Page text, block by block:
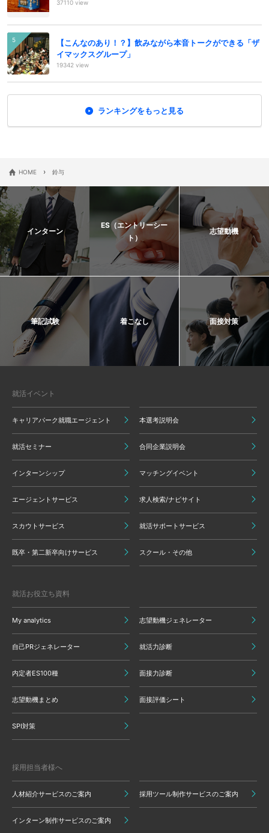
37110 view
【こんなのあり！？】飲みながら本音トークができる「ザ
イマックスグループ」
19342 view
ランキングをもっと見る
HOME › 鈴与
インターン
ES（エントリーシー
ト）
志望動機
筆記試験 着こなし 面接対策
就活イベント
キャリアパーク就職エージェント 本選考説明会
就活セミナー 合同企業説明会
インターンシップ マッチングイベント
エージェントサービス 求人検索/ナビサイト
スカウトサービス 就活サポートサービス
既卒・第二新卒向けサービス スクール・その他
就活お役立ち資料
My analytics 志望動機ジェネレーター
自己PRジェネレーター 就活力診断
内定者ES100種 面接力診断
志望動機まとめ 面接評価シート
SPI対策
採用担当者様へ
人材紹介サービスのご案内 採用ツール制作サービスのご案内
インターン制作サービスのご案内